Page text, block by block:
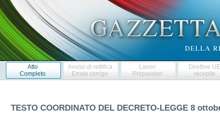
Atto
Completo
Avviso di rettifica
Errata corrige
Lavori
Preparatori
Direttive
recepite
TESTO COORDINATO DEL DECRETO-LEGGE 8